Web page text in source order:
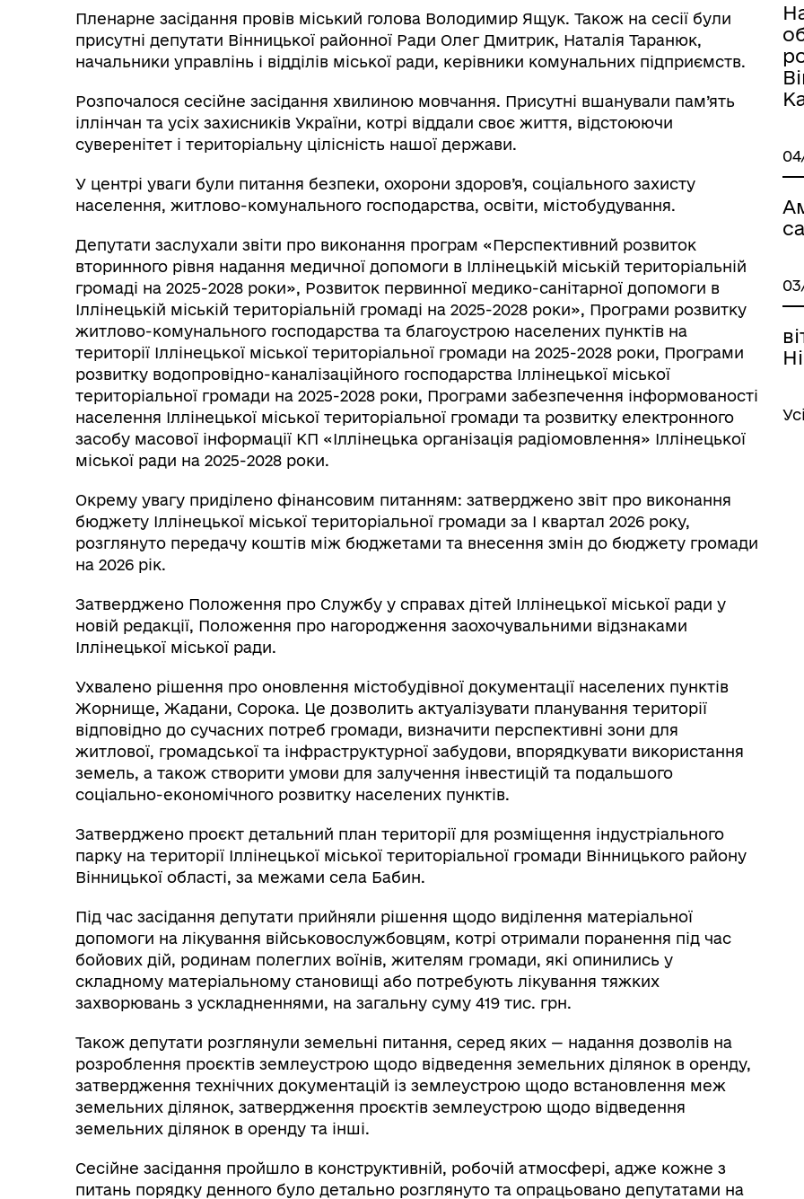
Пленарне засідання провів міський голова Володимир Ящук. Також на сесії були
присутні депутати Вінницької районної Ради Олег Дмитрик, Наталія Таранюк,
начальники управлінь і відділів міської ради, керівники комунальних підприємств.
Розпочалося сесійне засідання хвилиною мовчання. Присутні вшанували пам’ять
іллінчан та усіх захисників України, котрі віддали своє життя, відстоюючи
суверенітет і територіальну цілісність нашої держави.
У центрі уваги були питання безпеки, охорони здоров’я, соціального захисту
населення, житлово-комунального господарства, освіти, містобудування.
Депутати заслухали звіти про виконання програм «Перспективний розвиток
вторинного рівня надання медичної допомоги в Іллінецькій міській територіальній
громаді на 2025-2028 роки», Розвиток первинної медико-санітарної допомоги в
Іллінецькій міській територіальній громаді на 2025-2028 роки», Програми розвитку
житлово-комунального господарства та благоустрою населених пунктів на
території Іллінецької міської територіальної громади на 2025-2028 роки, Програми
розвитку водопровідно-каналізаційного господарства Іллінецької міської
територіальної громади на 2025-2028 роки, Програми забезпечення інформованості
населення Іллінецької міської територіальної громади та розвитку електронного
засобу масової інформації КП «Іллінецька організація радіомовлення» Іллінецької
міської ради на 2025-2028 роки.
Окрему увагу приділено фінансовим питанням: затверджено звіт про виконання
бюджету Іллінецької міської територіальної громади за І квартал 2026 року,
розглянуто передачу коштів між бюджетами та внесення змін до бюджету громади
на 2026 рік.
Затверджено Положення про Службу у справах дітей Іллінецької міської ради у
новій редакції, Положення про нагородження заохочувальними відзнаками
Іллінецької міської ради.
Ухвалено рішення про оновлення містобудівної документації населених пунктів
Жорнище, Жадани, Сорока. Це дозволить актуалізувати планування території
відповідно до сучасних потреб громади, визначити перспективні зони для
житлової, громадської та інфраструктурної забудови, впорядкувати використання
земель, а також створити умови для залучення інвестицій та подальшого
соціально-економічного розвитку населених пунктів.
Затверджено проєкт детальний план території для розміщення індустріального
парку на території Іллінецької міської територіальної громади Вінницького району
Вінницької області, за межами села Бабин.
Під час засідання депутати прийняли рішення щодо виділення матеріальної
допомоги на лікування військовослужбовцям, котрі отримали поранення під час
бойових дій, родинам полеглих воїнів, жителям громади, які опинились у
складному матеріальному становищі або потребують лікування тяжких
захворювань з ускладненнями, на загальну суму 419 тис. грн.
Також депутати розглянули земельні питання, серед яких — надання дозволів на
розроблення проєктів землеустрою щодо відведення земельних ділянок в оренду,
затвердження технічних документацій із землеустрою щодо встановлення меж
земельних ділянок, затвердження проєктів землеустрою щодо відведення
земельних ділянок в оренду та інші.
Сесійне засідання пройшло в конструктивній, робочій атмосфері, адже кожне з
питань порядку денного було детально розглянуто та опрацьовано депутатами на